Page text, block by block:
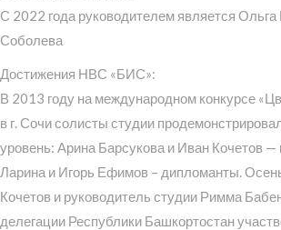
С 2022 года руководителем является
Соболева
Достижения НВС «БИС»:
В 2013 году на международном конкурсе
в г. Сочи солисты студии
уровень: Арина Барсукова и Иван Кочетов
Ларина и Игорь Ефимов – дипломанты.
Кочетов и руководитель студии Римма
делегации Республики Башкортостан